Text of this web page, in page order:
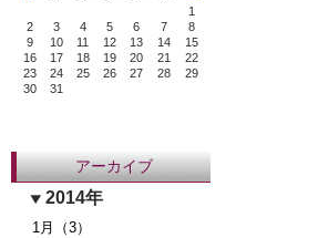
1
2
3 4 5 6 7
8
9
10 11 12 13 14
15
16
17 18 19 20 21
22
23
24 25 26 27 28
29
30
31
アーカイブ
2014年
1月（3）